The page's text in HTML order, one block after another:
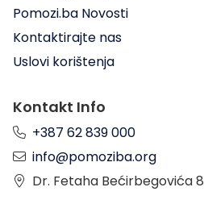
Pomozi.ba Novosti
Kontaktirajte nas
Uslovi korištenja
Kontakt Info
+387 62 839 000
info@pomoziba.org
Dr. Fetaha Bećirbegovića 8